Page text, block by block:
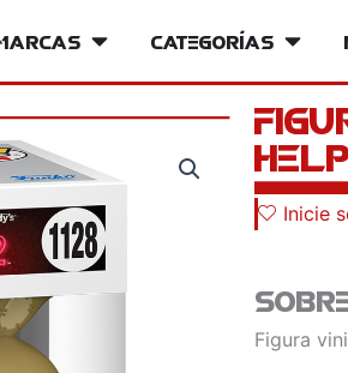
Open MarcasCategorías Open
Inicie
Figura